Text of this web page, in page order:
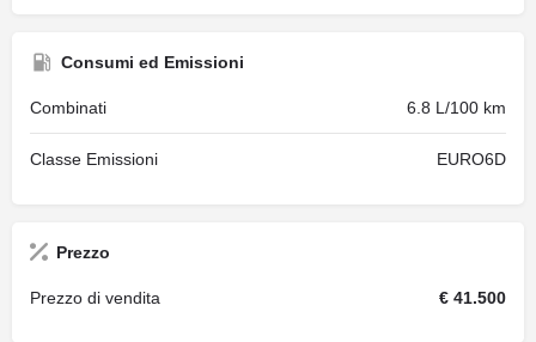
Consumi ed Emissioni
Combinati 6.8 L/100 km
Classe Emissioni EURO6D
Prezzo
Prezzo di vendita € 41.500